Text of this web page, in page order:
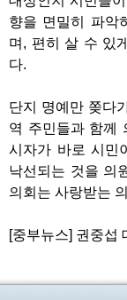
향을 면밀히 파악
며 , 편히 살 수 있
다.
단지 명예만 쫒다
역 주민들과 함께
시자가 바로 시민
낙선되는 것을 의
의회는 사랑받는
[중부뉴스] 권중섭